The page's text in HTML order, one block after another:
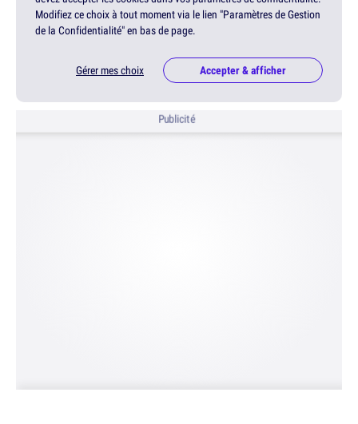
Modifiez ce choix à tout moment via le lien "Paramètres de Gestion
de la Confidentialité" en bas de page.
Gérer mes choix Accepter & afficher
Publicité